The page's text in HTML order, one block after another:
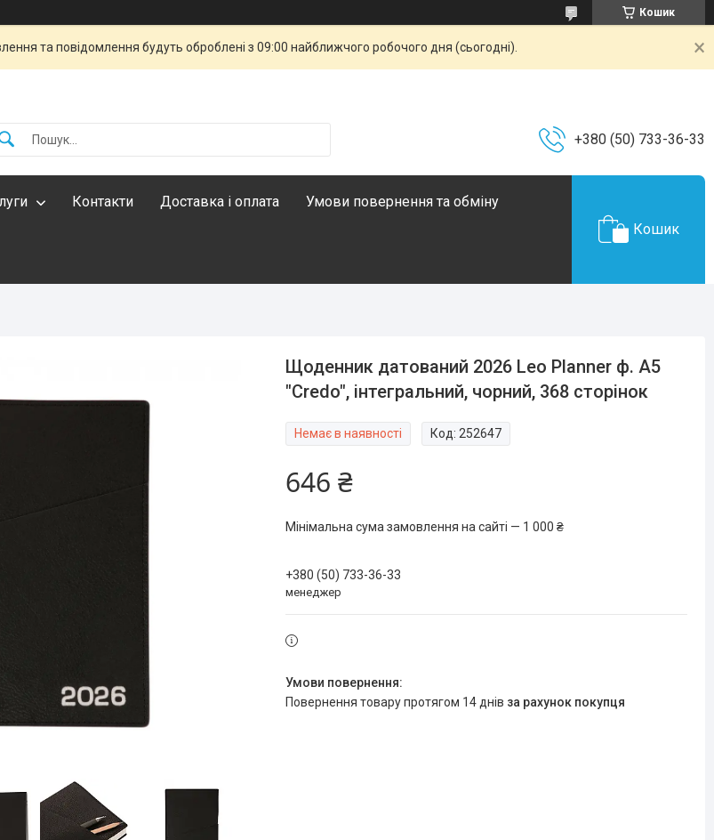
Кошик
та повідомлення будуть оброблені з 09:00 найближчого робочого дня (сьогодні).
+380 (50) 733-36-33
Контакти Доставка і оплата Умови повернення та обміну
Кошик
Щоденник датований 2026 Leo Planner ф. А5
"Credo", інтегральний, чорний, 368 сторінок
Немає в наявності Код: 252647
646 ₴
Мінімальна сума замовлення на сайті — 1 000 ₴
+380 (50) 733-36-33
менеджер
повернення товару протягом 14 днів за рахунок покупця